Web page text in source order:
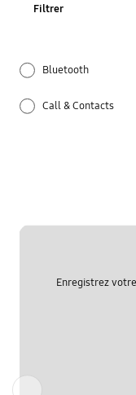
Filtrer
Bluetooth
Call & Contacts
Réseau et WiFi
Enregistrez